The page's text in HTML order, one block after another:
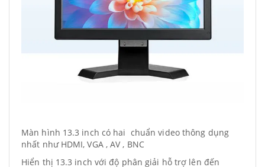
Màn hình 13.3 inch có hai chuẩn video thông dụng
nhất như HDMI, VGA , AV , BNC
Hiển thị 13.3 inch với độ phân giải hỗ trợ lên đến